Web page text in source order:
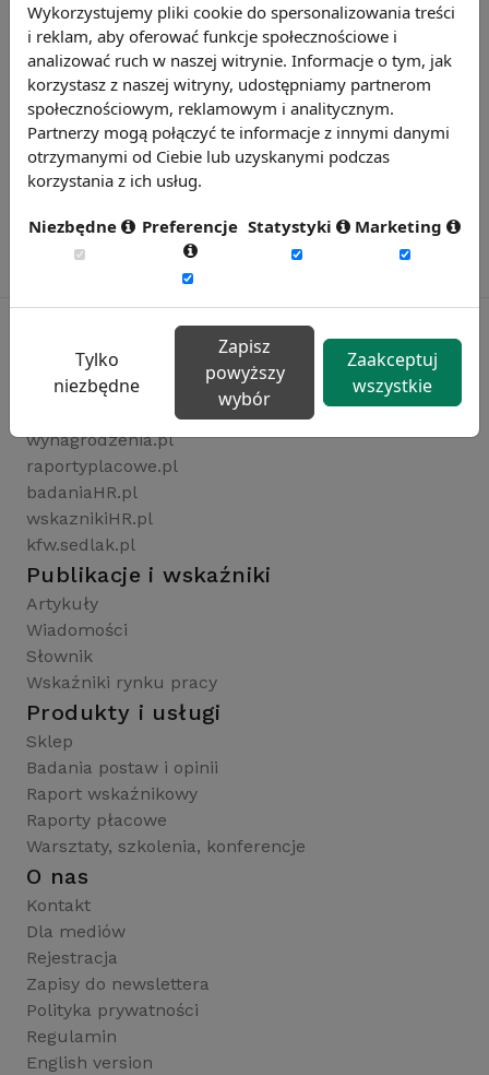
Rynekpracy.pl
wynagrodzenia.pl
raportyplacowe.pl
badaniaHR.pl
wskaznikiHR.pl
kfw.sedlak.pl
Publikacje i wskaźniki
Artykuły
Wiadomości
Słownik
Wskaźniki rynku pracy
Produkty i usługi
Sklep
Badania postaw i opinii
Raport wskaźnikowy
Raporty płacowe
Warsztaty, szkolenia, konferencje
O nas
Kontakt
Dla mediów
Rejestracja
Zapisy do newslettera
Polityka prywatności
Regulamin
English version
Wykorzystujemy pliki cookie do spersonalizowania treści
i reklam, aby oferować funkcje społecznościowe i
analizować ruch w naszej witrynie. Informacje o tym, jak
korzystasz z naszej witryny, udostępniamy partnerom
społecznościowym, reklamowym i analitycznym.
Partnerzy mogą połączyć te informacje z innymi danymi
otrzymanymi od Ciebie lub uzyskanymi podczas
korzystania z ich usług.
Niezbędne Preferencje Statystyki Marketing
Tylko
niezbędne
Zapisz
powyższy
wybór
Zaakceptuj
wszystkie